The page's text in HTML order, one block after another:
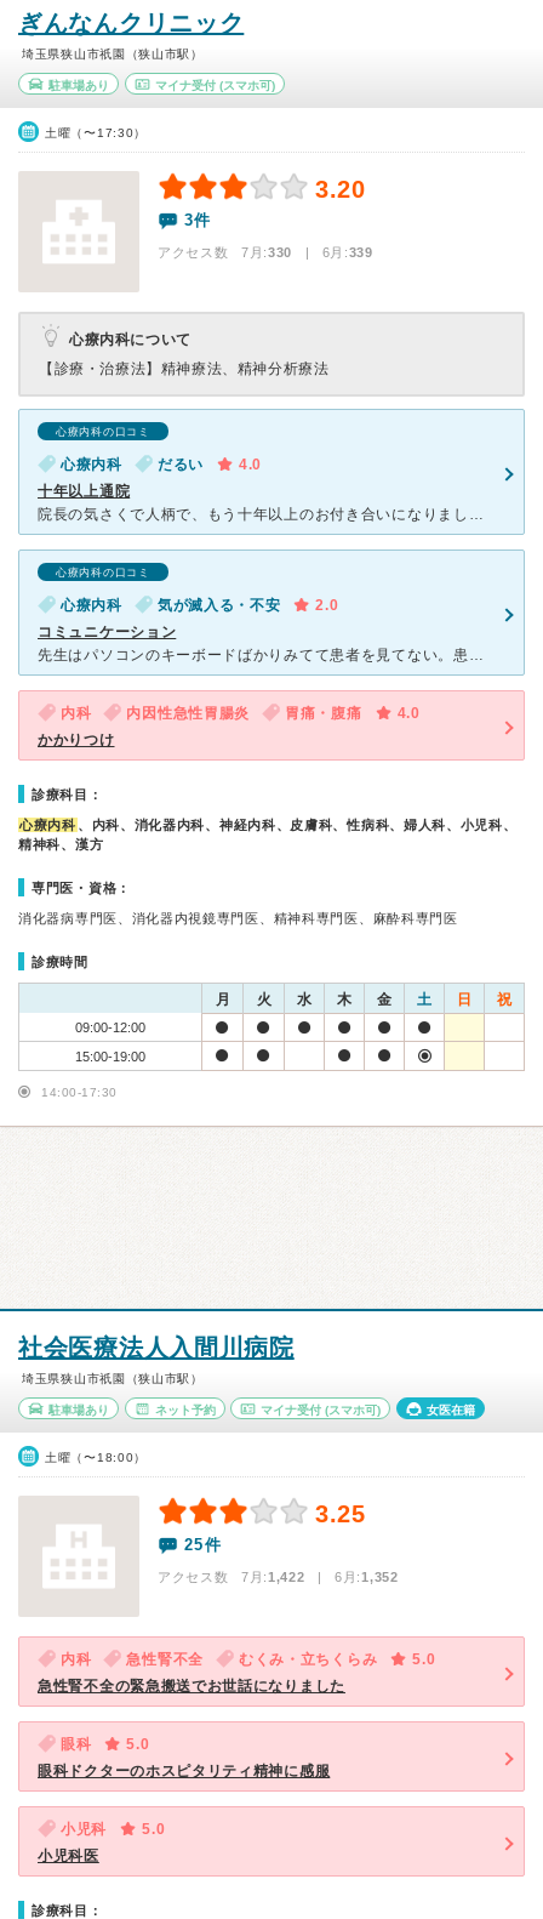
ぎんなんクリニック
埼玉県狭山市祇園（狭山市駅）
駐車場あり マイナ受付(スマホ可)
土曜（〜17:30）
3.20
3件
アクセス数 7月:330 | 6月:339
心療内科について
【診療・治療法】 精神療法、精神分析療法
心療内科の口コミ
心療内科 だるい
4.0
十年以上通院
院長の気さくで人柄で、もう十年以上のお付き合いになりました。行くたびに気持が軽くなるのは気のせいでしょうか。 不眠で訪ねたのでしたが、そのうちあちこち調子悪くなり、その都度相談させてもらい、様々
心療内科の口コミ
心療内科 気が滅入る・不安
2.0
コミュニケーション
先生はパソコンのキーボードばかりみてて患者を見てない。患者よりカルテが大事なんだろう。診察も回数多くなるにつれて質問に対しての返答も怒ったように言われる。診療時間の半分がパソコンを打つため、質問を受け
内科 内因性急性胃腸炎 胃痛・腹痛
4.0
かかりつけ
診療科目：
心療内科 、内科、消化器内科、神経内科、皮膚科、性病科、婦人科、小児科、
精神科、漢方
専門医・資格：
消化器病専門医、消化器内視鏡専門医、精神科専門医、麻酔科専門医
診療時間
月 火 水 木 金 土 日 祝
09:00-12:00
15:00-19:00
14:00-17:30
社会医療法人入間川病院
埼玉県狭山市祇園（狭山市駅）
駐車場あり ネット予約 マイナ受付 (スマホ可) 女医在籍
土曜（〜18:00）
3.25
25件
アクセス数 7月:1,422 | 6月:1,352
内科 急性腎不全 むくみ・立ちくらみ
5.0
急性腎不全の緊急搬送でお世話になりました
眼科
5.0
眼科ドクターのホスピタリティ精神に感服
小児科
5.0
小児科医
診療科目：